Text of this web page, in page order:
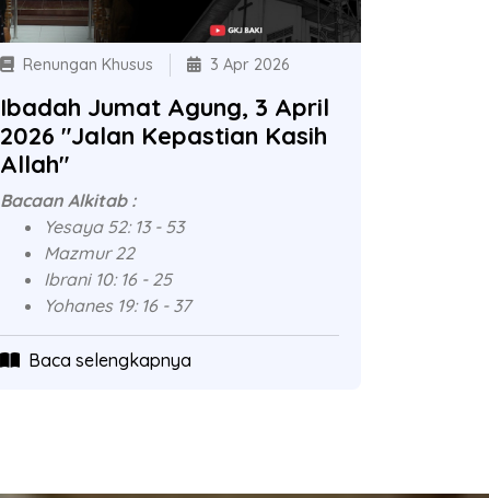
Renungan Khusus 3 Apr 2026
Ibadah Jumat Agung, 3 April
2026 "Jalan Kepastian Kasih
Allah"
Bacaan Alkitab :
Yesaya 52: 13 - 53
Mazmur 22
Ibrani 10: 16 - 25
Yohanes 19: 16 - 37
Baca selengkapnya